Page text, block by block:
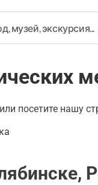
посетите нашу